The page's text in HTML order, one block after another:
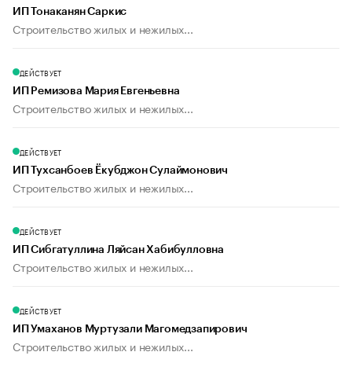
ИП Тонаканян Саркис
Строительство жилых и нежилых...
ДЕЙСТВУЕТ
ИП Ремизова Мария Евгеньевна
Строительство жилых и нежилых...
ДЕЙСТВУЕТ
ИП Тухсанбоев Ёкубджон Сулаймонович
Строительство жилых и нежилых...
ДЕЙСТВУЕТ
ИП Сибгатуллина Ляйсан Хабибулловна
Строительство жилых и нежилых...
ДЕЙСТВУЕТ
ИП Умаханов Муртузали Магомедзапирович
Строительство жилых и нежилых...